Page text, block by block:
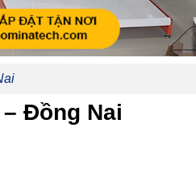
Đồng Nai